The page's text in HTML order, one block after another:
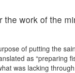
the work of the
of putting the
as “preparing
was lacking through